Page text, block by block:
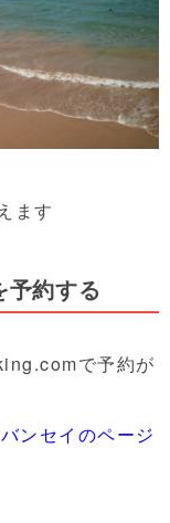
ます
約する
で予約が
ンセイのページ